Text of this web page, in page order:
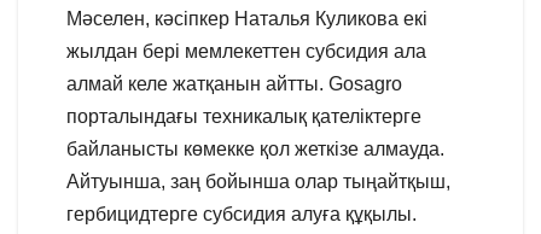
Мәселен, кәсіпкер Наталья Куликова екі
жылдан бері мемлекеттен субсидия ала
алмай келе жатқанын айтты. Gosagro
порталындағы техникалық қателіктерге
байланысты көмекке қол жеткізе алмауда.
Айтуынша, заң бойынша олар тыңайтқыш,
гербицидтерге субсидия алуға құқылы.